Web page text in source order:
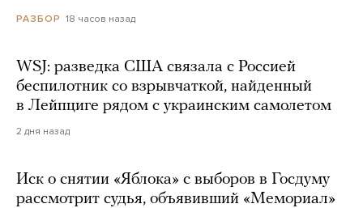
РАЗБОР 18 часов назад
WSJ: разведка США связала с Россией
беспилотник со взрывчаткой, найденный
в Лейпциге рядом с украинским самолетом
2 дня назад
Иск о снятии «Яблока» с выборов в Госдуму
рассмотрит судья, объявивший «Мемориал»